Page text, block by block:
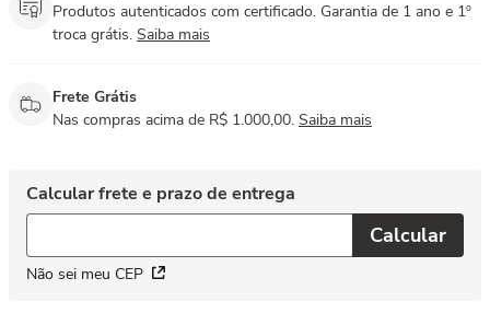
Produtos autenticados com certificado. Garantia de 1 ano e 1º
troca grátis. Saiba mais
Frete Grátis
Nas compras acima de R$ 1.000,00. Saiba mais
Não sei meu CEP